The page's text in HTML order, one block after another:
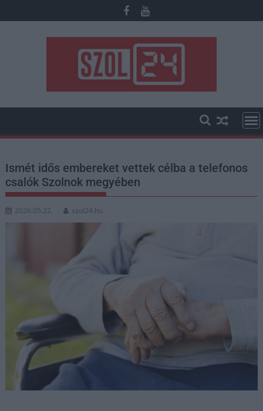
to
Ismét idős embereket vettek célba a telefonos
csalók Szolnok megyében
2026.05.22. szol24.hu